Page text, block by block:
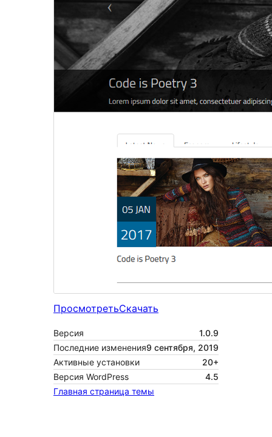
ПросмотретьСкачать
Версия
1.0.9
Последние изменения9 сентября, 2019
Активные установки
20+
Версия WordPress
4.5
Главная страница темы